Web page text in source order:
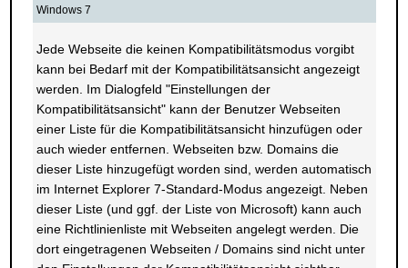
Windows 7
Jede Webseite die keinen Kompatibilitätsmodus vorgibt
kann bei Bedarf mit der Kompatibilitätsansicht angezeigt
werden. Im Dialogfeld "Einstellungen der
Kompatibilitätsansicht" kann der Benutzer Webseiten
einer Liste für die Kompatibilitätsansicht hinzufügen oder
auch wieder entfernen. Webseiten bzw. Domains die
dieser Liste hinzugefügt worden sind, werden automatisch
im Internet Explorer 7-Standard-Modus angezeigt. Neben
dieser Liste (und ggf. der Liste von Microsoft) kann auch
eine Richtlinienliste mit Webseiten angelegt werden. Die
dort eingetragenen Webseiten / Domains sind nicht unter